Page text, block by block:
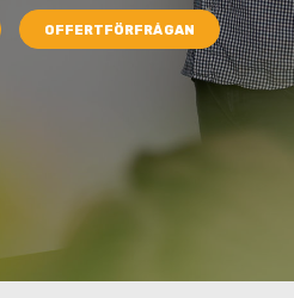
OFFERTFÖRFRÅGAN